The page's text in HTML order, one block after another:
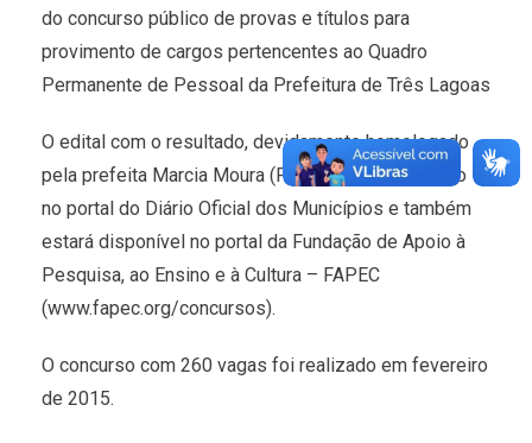
do concurso público de provas e títulos para
provimento de cargos pertencentes ao Quadro
Permanente de Pessoal da Prefeitura de Três Lagoas
O edital com o resultado, devidamente homologado
pela prefeita Marcia Moura (PMDB), está publicado
no portal do Diário Oficial dos Municípios e também
estará disponível no portal da Fundação de Apoio à
Pesquisa, ao Ensino e à Cultura – FAPEC
(www.fapec.org/concursos).
O concurso com 260 vagas foi realizado em fevereiro
de 2015.